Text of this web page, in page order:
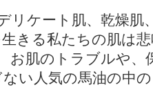
リケート肌、乾燥肌
きる私たちの肌は
お肌のトラブルや、
い人気の馬油の中